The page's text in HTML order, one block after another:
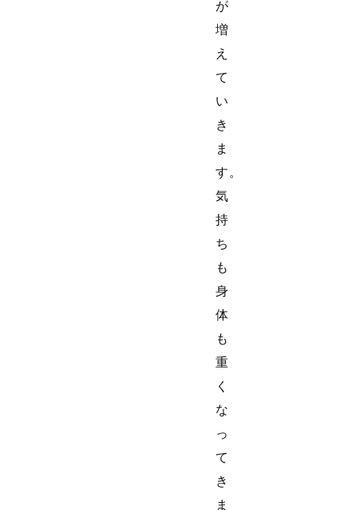
が
増
え
て
い
き
ま
す。
気
持
ち
も
身
体
も
重
く
な
っ
て
き
ま